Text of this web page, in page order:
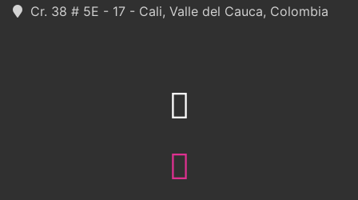
Cr. 38 # 5E - 17 - Cali, Valle del Cauca, Colombia